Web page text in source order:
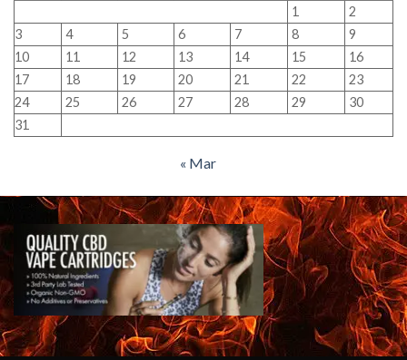
1
2
3
4 5 6 7 8
9
10
11 12 13 14 15
16
17
18 19 20 21 22
23
24
25 26 27 28 29
30
31
« Mar